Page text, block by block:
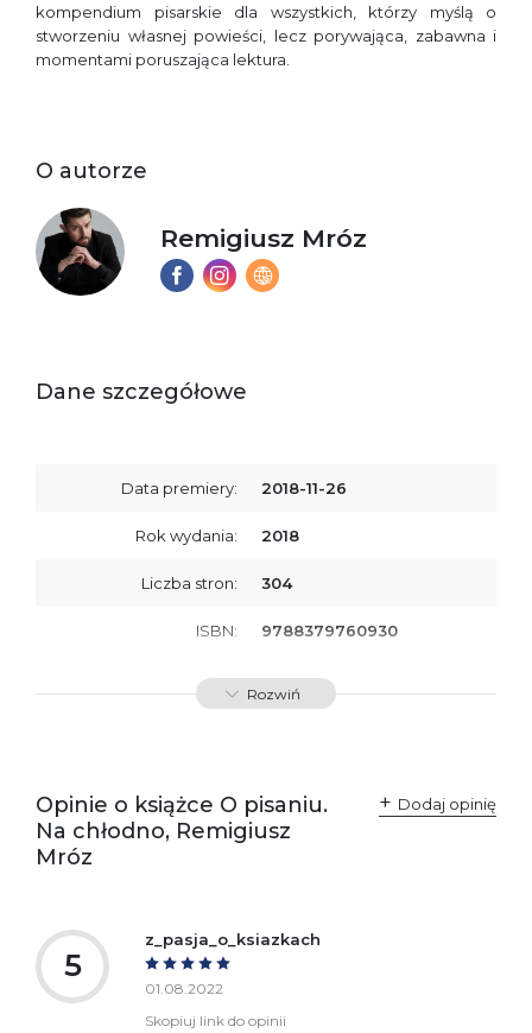
kompendium pisarskie dla wszystkich, którzy myślą o
stworzeniu własnej powieści, lecz porywająca, zabawna i
momentami poruszająca lektura.
O autorze
Remigiusz Mróz
Dane szczegółowe
Data premiery: 2018-11-26
Rok wydania: 2018
Liczba stron: 304
ISBN: 9788379760930
SKU: E201046
Polska
kontakt@wydajenamsie.pl
+48 61 623 38 38
Rozwiń
Opinie o książce O pisaniu.
Na chłodno, Remigiusz
Mróz
Dodaj opinię
5
z_pasja_o_ksiazkach
01.08.2022
Skopiuj link do opinii